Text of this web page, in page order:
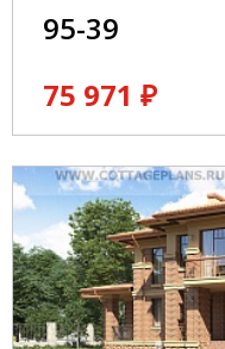
95-39
75 971 ₽